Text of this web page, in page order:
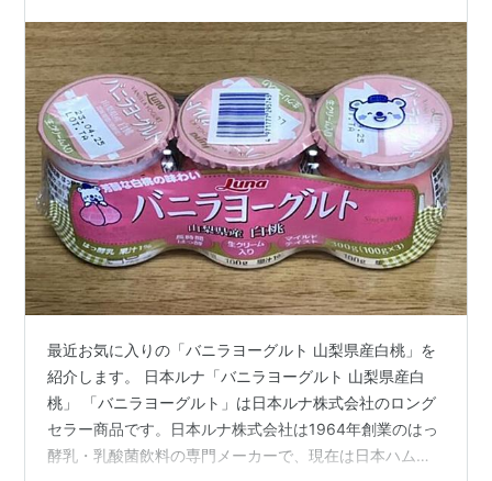
最近お気に入りの「バニラヨーグルト 山梨県産白桃」を
紹介します。 日本ルナ「バニラヨーグルト 山梨県産白
桃」 「バニラヨーグルト」は日本ルナ株式会社のロング
セラー商品です。日本ルナ株式会社は1964年創業のはっ
酵乳・乳酸菌飲料の専門メーカーで、現在は日本ハムグ